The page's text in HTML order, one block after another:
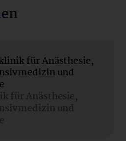
für Anästhesie,
und
für Anästhesie,
und